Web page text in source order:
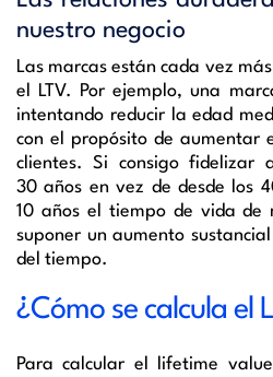
nuestro negocio
Las marcas están cada vez
el LTV. Por ejemplo, una
intentando reducir la edad
con el propósito de aumentar
clientes. Si consigo fidelizar
30 años en vez de desde los
10 años el tiempo de vida de
suponer un aumento
del tiempo.
¿Cómo se calcula el
Para calcular el lifetime